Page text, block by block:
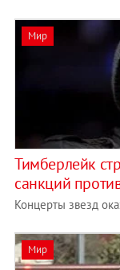
Мир
Тимберлейк
санкций
Концерты звезд
Мир